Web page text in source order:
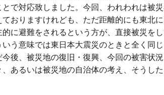
とで対応致しました。今回、われわれは被
おりますけれども、ただ距離的にも東北
に避難をされるという方が、直接被災を
う意味では東日本大震災のときと全く同
今後、被災地の復旧・復興、今回の被害状
あるいは被災地の自治体の考え、そうし